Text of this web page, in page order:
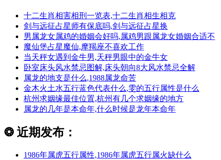
十二生肖相害相刑一览表,十二生肖相生相克
剑与远征占星师有保底吗,剑与远征占星换
男属龙女属鸡的婚姻会好吗,属鸡男跟属龙女婚姻合适不
魔仙堡占星魔仙,摩羯座不喜欢工作
当天秤女遇到金牛男,天秤男眼中的金牛女
卧室床头风水禁忌图解,床头朝向8大风水禁忌全解
属龙的地支是什么,1988属龙命苦
金木火土水五行蓝色代表什么,雯的五行属性是什么
杭州求姻缘最佳位置,杭州有几个求姻缘的地方
属龙的几年是本命年,什么时候是龙年本命年
❂ 近期发布：
1986年属虎五行属性,1986年属虎五行属火缺什么